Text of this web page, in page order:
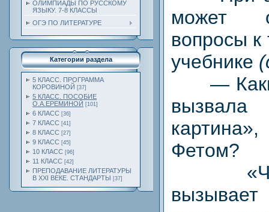
ОЛИМПИАДЫ ПО РУССКОМУ
ЯЗЫКУ. 7-8 КЛАССЫ
ОГЭ ПО ЛИТЕРАТУРЕ
Категории раздела
5 КЛАСС. ПРОГРАММА
КОРОВИНОЙ [37]
5 КЛАСС. ПОСОБИЕ
О.А.ЕРЕМИНОЙ [101]
6 КЛАСС [36]
7 КЛАСС [41]
8 КЛАСС [27]
9 КЛАСС [45]
10 КЛАСС [96]
11 КЛАСС [42]
ПРЕПОДАВАНИЕ ЛИТЕРАТУРЫ
В XXI ВЕКЕ. СТАНДАРТЫ [37]
может
вопросы к
учебнике
— Какие
Фетом?